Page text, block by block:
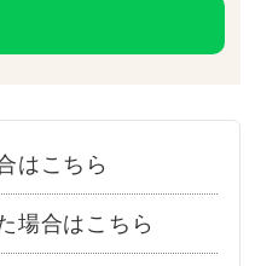
はこちら
場合はこちら